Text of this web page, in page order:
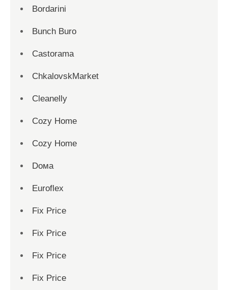
Bordarini
Bunch Buro
Castorama
ChkalovskMarket
Cleanelly
Cozy Home
Cozy Home
Dома
Euroflex
Fix Price
Fix Price
Fix Price
Fix Price